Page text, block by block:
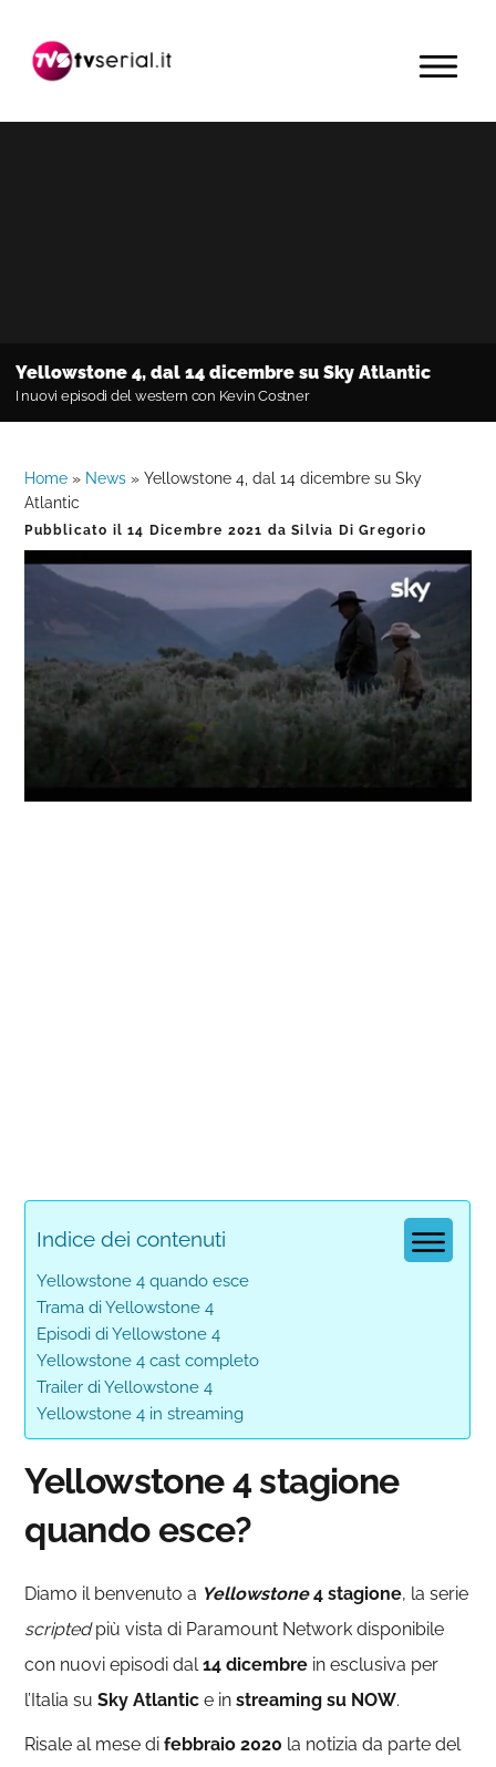
navigazione
contenuto
barra
primaria
MENU
Yellowstone 4, dal 14 dicembre su Sky Atlantic
I nuovi episodi del western con Kevin Costner
Home » News »Yellowstone 4, dal 14 dicembre su Sky
Atlantic
Pubblicato il14 Dicembre 2021 daSilvia Di Gregorio
Loaded
0%
0%
Indice dei contenuti
Yellowstone 4 quando esce
Trama di Yellowstone 4
Episodi di Yellowstone 4
Yellowstone 4 cast completo
Trailer di Yellowstone 4
Yellowstone 4 in streaming
Yellowstone 4 stagione
quando esce?
Diamo il benvenuto a Yellowstone4 stagione, la serie
scriptedpiù vista di Paramount Network disponibile
con nuovi episodi dal14 dicembre in esclusiva per
l’Italia suSky Atlantic e instreaming su NOW.
Risale al mese difebbraio 2020 la notizia da parte del